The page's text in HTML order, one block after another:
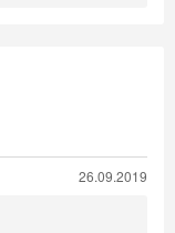
26.09.2019